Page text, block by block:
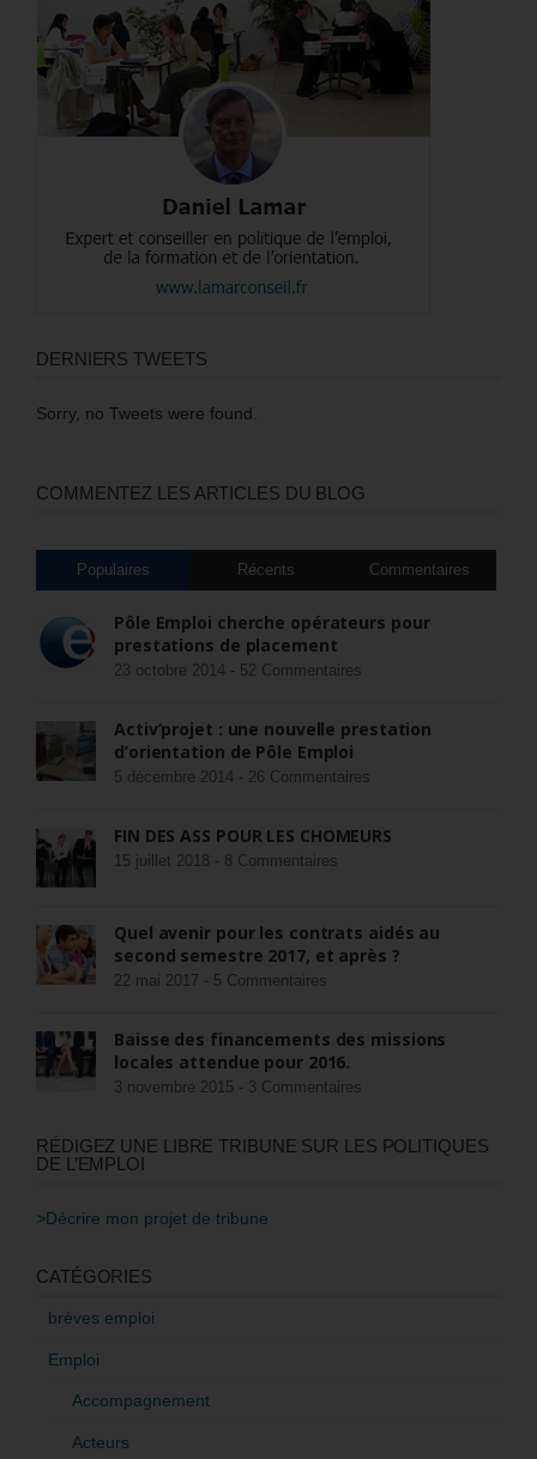
DERNIERS TWEETS
Sorry, no Tweets were found.
COMMENTEZ LES ARTICLES DU BLOG
Populaires Récents Commentaires
Pôle Emploi cherche opérateurs pour
prestations de placement
23 octobre 2014 - 52 Commentaires
Activ’projet : une nouvelle prestation
d’orientation de Pôle Emploi
5 décembre 2014 - 26 Commentaires
FIN DES ASS POUR LES CHÔMEURS
15 juillet 2018 - 8 Commentaires
Quel avenir pour les contrats aidés au
second semestre 2017, et après ?
22 mai 2017 - 5 Commentaires
Baisse des financements des missions
locales attendue pour 2016.
3 novembre 2015 - 3 Commentaires
RÉDIGEZ UNE LIBRE TRIBUNE SUR LES POLITIQUES
DE L’EMPLOI
>Décrire mon projet de tribune
CATÉGORIES
brèves emploi
Emploi
Accompagnement
Acteurs